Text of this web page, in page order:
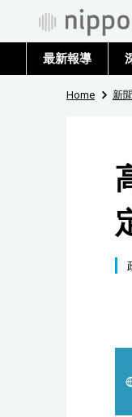
最新報導
Home 新聞